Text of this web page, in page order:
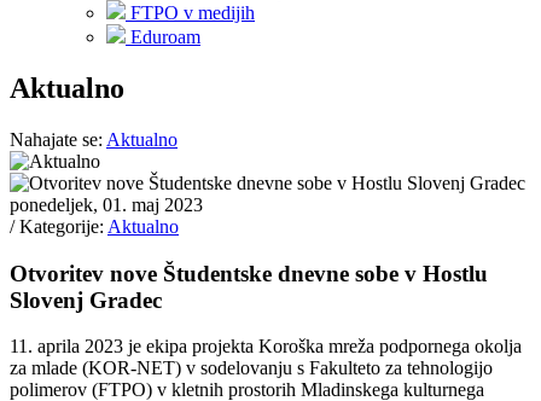
FTPO v medijih
Eduroam
Aktualno
Nahajate se: Aktualno
ponedeljek, 01. maj 2023
/ Kategorije: Aktualno
Otvoritev nove Študentske dnevne sobe v Hostlu
Slovenj Gradec
11. aprila 2023 je ekipa projekta Koroška mreža podpornega okolja
za mlade (KOR-NET) v sodelovanju s Fakulteto za tehnologijo
polimerov (FTPO) v kletnih prostorih Mladinskega kulturnega